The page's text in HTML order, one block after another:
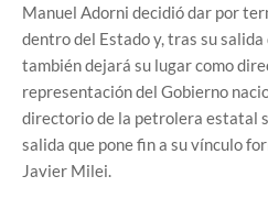
Manuel Adorni decidió dar por
dentro del Estado y, tras su
también dejará su lugar como
representación del Gobierno
directorio de la petrolera estatal
salida que pone fin a su vínculo
Javier Milei.